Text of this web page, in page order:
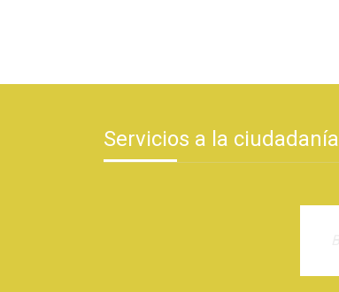
Servicios a la ciudadanía